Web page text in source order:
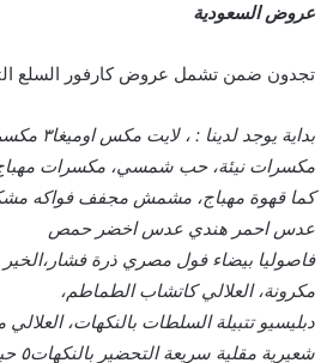
عروض السعودية
تجدون ضمن تشمل عروض كارفور السلع
بداية يوجد
مكسرات نيئة، حب شمسي، مكسرات
كما قهوة مهباج، مشمش مجفف فواكه
عدس احمر هندي عدس اخضر حمص
فاصوليا بيضاء فول مصري ذرة فشار،الخير
مكرونة، العلالي كاتشاب الطماطم،
دبليسيو تتبيلة السلطات بالنكهات،
شعيرية مقلية سريعة التحضير بالنكهات٥ حبات،